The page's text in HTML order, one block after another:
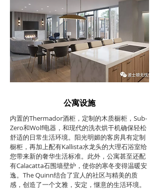
公寓设施
内置的Thermador酒柜，定制的木质橱柜，Sub-
Zero和Wolf电器，和现代的洗衣烘干机确保轻松
舒适的日常生活环境。阳光明媚的客房具有定制
橱柜，再加上配有Kallista水龙头的大理石浴室给
您带来新的奢华生活标准。此外，公寓甚至还配
有Calacatta石围墙壁炉，使你的寒冬变得温暖安
逸。The Quinn结合了宜人的社区与精美的质
感，创造了一个文雅，安定，惬意的生活环境。